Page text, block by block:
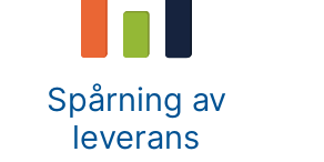
Spårning av
leverans